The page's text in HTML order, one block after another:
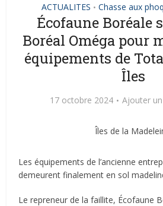
ACTUALITES • Chasse aux
Écofaune Boréale
Boréal Oméga pour
équipements de
Îles
17 octobre 2024 Ajouter
Îles de la
Les équipements de l’ancienne
demeurent finalement en sol
Le repreneur de la faillite, Écofaune